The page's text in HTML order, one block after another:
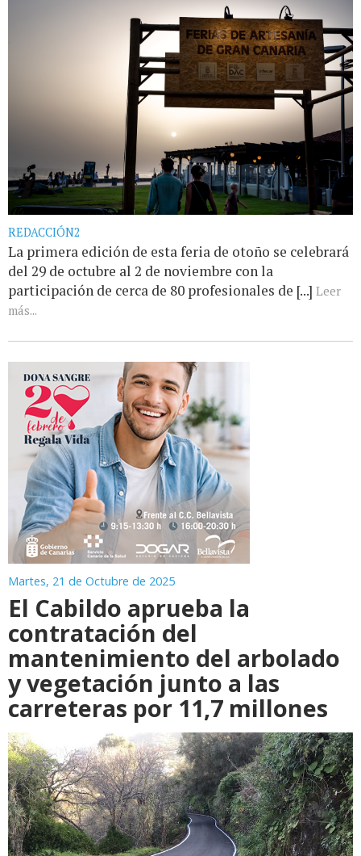
REDACCIÓN2
La primera edición de esta feria de otoño se celebrará
del 29 de octubre al 2 de noviembre con la
participación de cerca de 80 profesionales de [...] Leer
más...
Martes, 21 de Octubre de 2025
El Cabildo aprueba la
contratación del
mantenimiento del arbolado
y vegetación junto a las
carreteras por 11,7 millones